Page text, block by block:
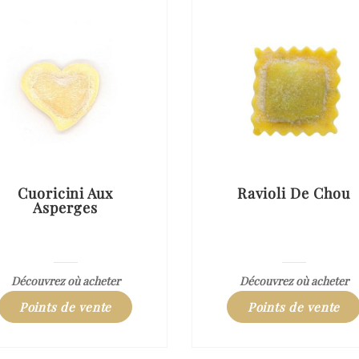
Cuoricini Aux
Asperges
Découvrez où acheter
Points de vente
Ravioli De Chou
Découvrez où acheter
Points de vente